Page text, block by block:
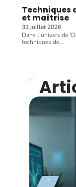
Techniques
et maîtrise
31 juillet 2026
Dans l'univers de
techniques de…
IT